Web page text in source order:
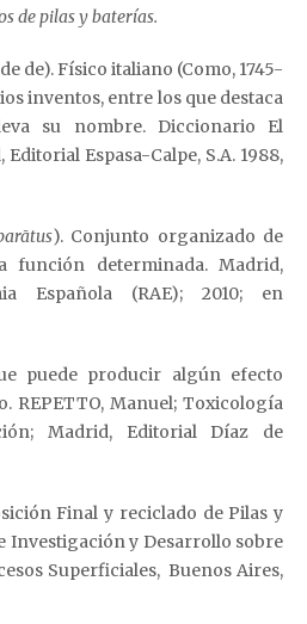
de pilas y baterías.
de). Físico italiano (Como, 1745-
inventos, entre los que destaca
su nombre. Diccionario El
Espasa-Calpe, S.A. 1988,
). Conjunto organizado de
función determinada. Madrid,
Española (RAE); 2010; en
puede producir algún efecto
REPETTO, Manuel; Toxicología
Madrid, Editorial Díaz de
Final y reciclado de Pilas y
Investigación y Desarrollo sobre
Superficiales, Buenos Aires,